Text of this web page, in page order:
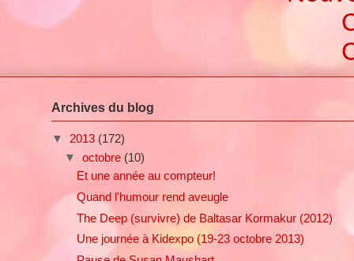
Archives du blog
▼ 2013 (172)
▼
octobre (10)
Et une année au compteur!
Quand l'humour rend aveugle
The Deep (survivre) de Baltasar Kormakur (2012)
Une journée à Kidexpo (19-23 octobre 2013)